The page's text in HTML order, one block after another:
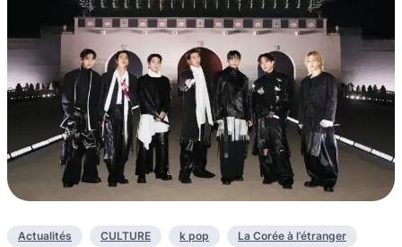
Actualités CULTURE k pop La Corée à l’étranger